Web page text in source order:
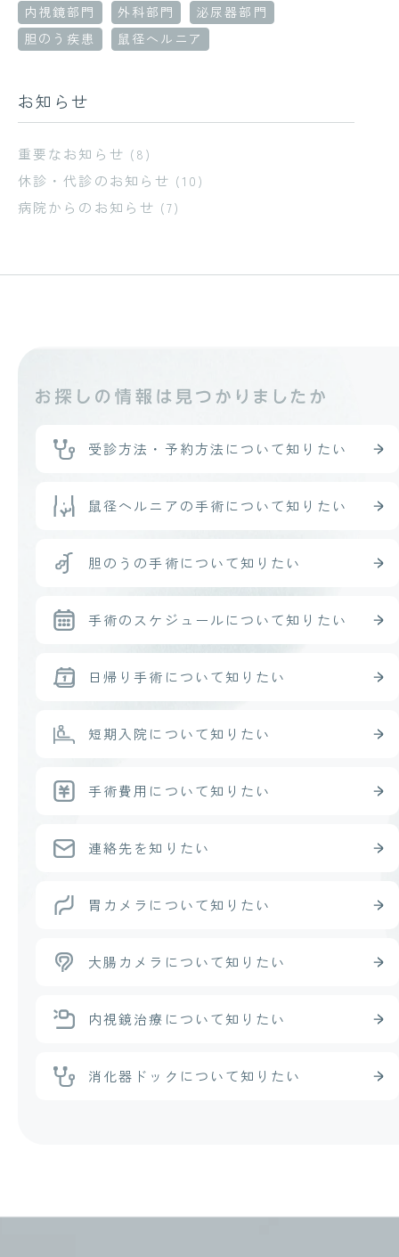
内視鏡部門 外科部門
泌尿器部門
胆のう疾患
鼠径ヘルニア
お知らせ
重要なお知らせ (8)
休診・代診のお知らせ (10)
病院からのお知らせ (7)
受診方法・予約方法 について知りたい
鼠径ヘルニアの手術について知りたい
胆のうの手術について知りたい
手術のスケジュールについて知りたい
日帰り手術 について知りたい
短期入院について知りたい
手術費用 について知りたい
連絡先を知りたい
胃カメラ について知りたい
大腸カメラ について知りたい
内視鏡治療 について知りたい
消化器ドック について知りたい